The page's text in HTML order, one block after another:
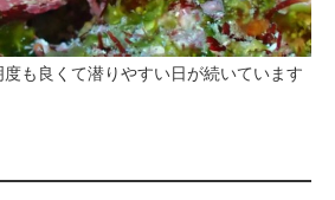
も良くて潜りやすい日が続いています